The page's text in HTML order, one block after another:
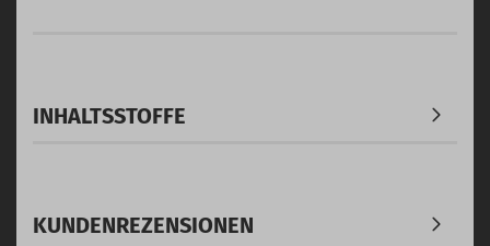
INHALTSSTOFFE
KUNDENREZENSIONEN